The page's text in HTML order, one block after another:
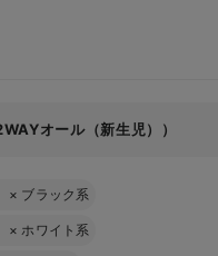
オール（新生児））
× ブラック系
×ホワイト系